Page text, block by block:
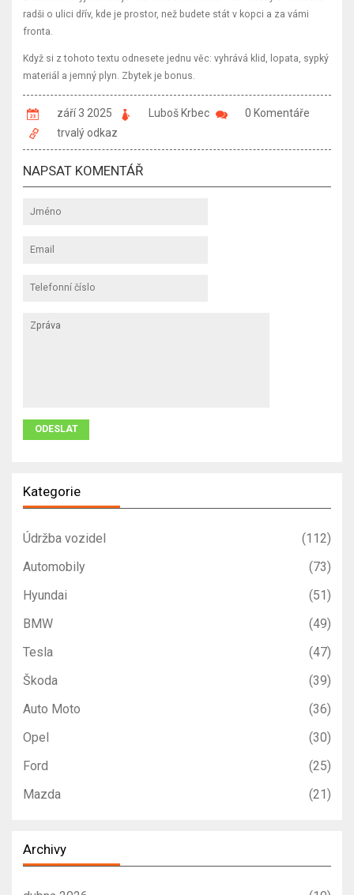
radši o ulici dřív, kde je prostor, než budete stát v kopci a za vámi
fronta.
Když si z tohoto textu odnesete jednu věc: vyhrává klid, lopata, sypký
materiál a jemný plyn. Zbytek je bonus.
září 3 2025 Luboš Krbec
0 Komentáře
trvalý odkaz
NAPSAT KOMENTÁŘ
Kategorie
Údržba vozidel
(112)
Automobily
(73)
Hyundai
(51)
BMW
(49)
Tesla
(47)
Škoda
(39)
Auto Moto
(36)
Opel
(30)
Ford
(25)
Mazda
(21)
Archivy